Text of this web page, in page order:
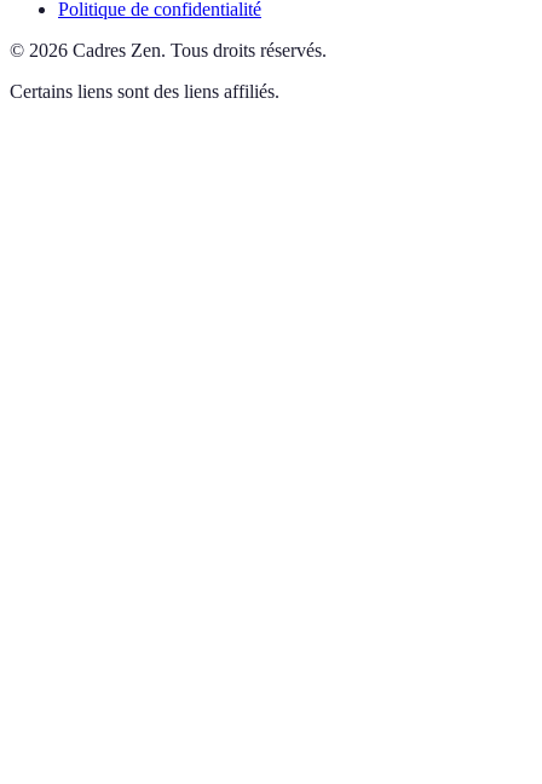
Politique de confidentialité
© 2026 Cadres Zen. Tous droits réservés.
Certains liens sont des liens affiliés.